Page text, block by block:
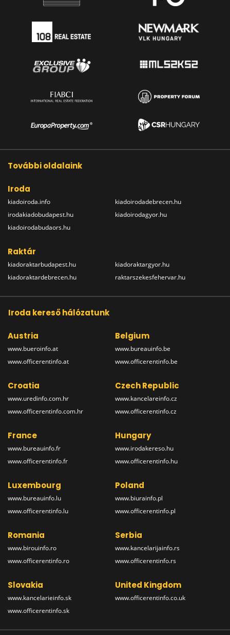
További oldalaink
Iroda
kiadoiroda.info
irodakiadobudapest.hu
kiadoirodabudaors.hu
kiadoirodadebrecen.hu
kiadoirodagyor.hu
Raktár
kiadoraktarbudapest.hu
kiadoraktardebrecen.hu
kiadoraktargyor.hu
raktarszekesfehervar.hu
Iroda kereső hálózatunk
Austria
www.bueroinfo.at
www.officerentinfo.at
Belgium
www.bureauinfo.be
www.officerentinfo.be
Croatia
www.uredinfo.com.hr
www.officerentinfo.com.hr
Czech Republic
www.kancelareinfo.cz
www.officerentinfo.cz
France
www.bureauinfo.fr
www.officerentinfo.fr
Hungary
www.irodakereso.hu
www.officerentinfo.hu
Luxembourg
www.bureauinfo.lu
www.officerentinfo.lu
Poland
www.biurainfo.pl
www.officerentinfo.pl
Romania
www.birouinfo.ro
www.officerentinfo.ro
Serbia
www.kancelarijainfo.rs
www.officerentinfo.rs
Slovakia
www.kancelarieinfo.sk
www.officerentinfo.sk
United Kingdom
www.officerentinfo.co.uk